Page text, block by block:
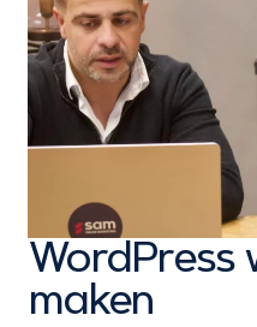
WordPress
maken